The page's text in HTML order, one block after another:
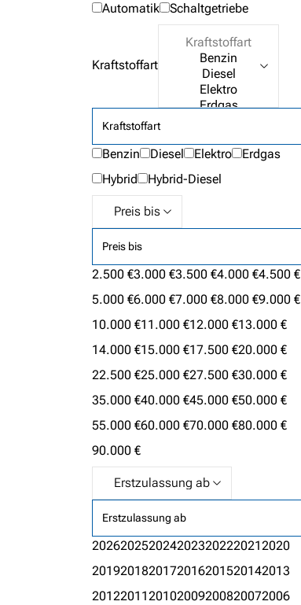
Automatik Schaltgetriebe
Kraftstoffart
Kraftstoffart
Benzin Diesel Elektro
Erdgas
Hybrid
Hybrid-Diesel
Preis bis
2.500 €3.000 €3.500 €4.000 €4.500 €
5.000 €6.000 €7.000 €8.000 €9.000 €
10.000 €11.000 €12.000 €13.000 €
14.000 €15.000 €17.500 €20.000 €
22.500 €25.000 €27.500 €30.000 €
35.000 €40.000 €45.000 €50.000 €
55.000 €60.000 €70.000 €80.000 €
90.000 €
Erstzulassung ab
2026202520242023202220212020
2019201820172016201520142013
2012201120102009200820072006